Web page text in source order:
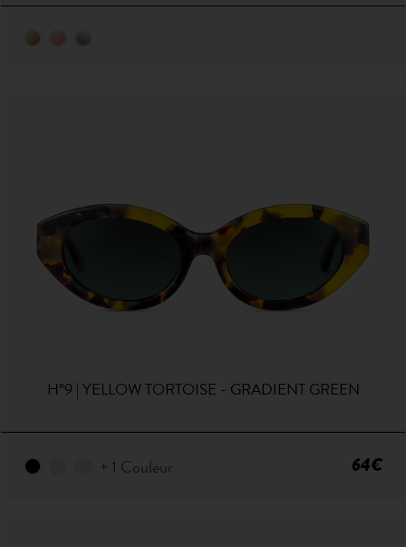
H°9 | YELLOW TORTOISE - GRADIENT GREEN
+ 1 Couleur 64€